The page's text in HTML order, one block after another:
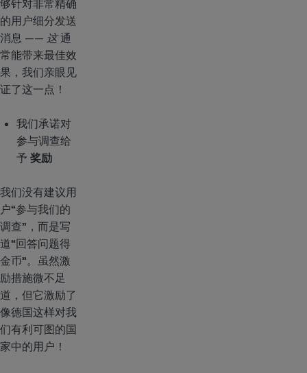
够针对非常精确
的用户细分发送
消息 —— 这通
常能带来最佳效
果，我们亲眼见
证了这一点！
我们承诺对
参与调查给
予 奖励
我们没有建议用
户“参与我们的
调查”，而是写
道“回答问题得
金币”。虽然激
励措施微不足
道，但它激励了
像德国这样对我
们有利可图的国
家中的用户！